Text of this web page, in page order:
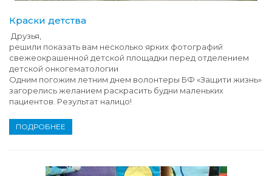
Краски детства
Друзья,
решили показать вам несколько ярких фотографий
свежеокрашенной детской площадки перед отделением
детской онкогематологии
Одним погожим летним днем волонтеры БФ «Защити жизнь»
загорелись желанием раскрасить будни маленьких
пациентов. Результат налицо!
ПОДРОБНЕЕ